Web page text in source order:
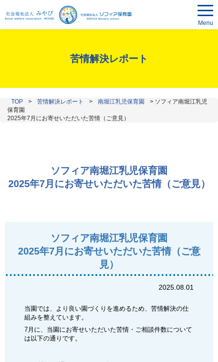
Menu
苦情解決レポート
TOP > 苦情解決レポート > 南堀江乳児保育園 > ソフィア南堀江乳児
保育園
2025年7月にお寄せいただいた苦情（ご意見）
ソフィア南堀江乳児保育園
2025年7月にお寄せいただいた苦情（ご意見）
ソフィア南堀江乳児保育園
2025年7月にお寄せいただいた苦情（ご意
見）
2025.08.01
当園では、より良い園づくりを進めるため、苦情解決の仕
組みを整えています。
7月に、当園にお寄せいただいた苦情・ご相談件数について
は以下の通りです。